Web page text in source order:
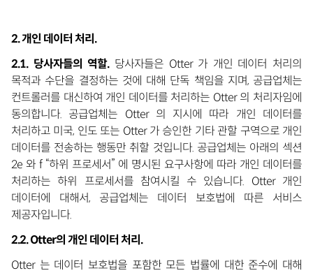
2. 개인 데이터 처리.
2.1. 당사자들의 역할.당사자들은 Otter 가 개인 데이터 처리의
목적과 수단을 결정하는 것에 대해 단독 책임을 지며, 공급업체는
컨트롤러를 대신하여 개인 데이터를 처리하는 Otter 의 처리자임에
동의합니다. 공급업체는 Otter 의 지시에 따라 개인 데이터를
처리하고 미국, 인도 또는 Otter 가 승인한 기타 관할 구역으로 개인
데이터를 전송하는 행동만 취할 것입니다. 공급업체는 아래의 섹션
2e 와 f “하위 프로세서” 에 명시된 요구사항에 따라 개인 데이터를
처리하는 하위 프로세서를 참여시킬 수 있습니다. Otter 개인
데이터에 대해서, 공급업체는 데이터 보호법에 따른 서비스
제공자입니다.
2.2. Otter의 개인 데이터 처리.
Otter 는 데이터 보호법을 포함한 모든 법률에 대한 준수에 대해